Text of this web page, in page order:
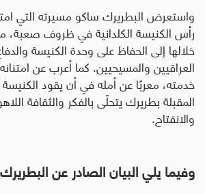
رأس الكنيسة الكلدانية في ظروف صعبة،
خلالها إلى الحفاظ على وحدة الكنيسة
العراقيين والمسيحيين. كما أعرب عن
خدمته، معربًا عن أمله في أن يقود الكنيسة
المقبلة بطريرك يتحلّى بالفكر والثقافة
والانفتاح.
وفيما يلي البيان الصادر عن